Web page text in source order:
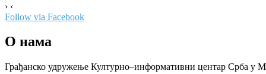
› ‹
Follow via Facebook
О нама
Грађанско удружење Културно–информативни центар Срба у